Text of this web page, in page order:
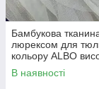
Бамбукова
люрексом для
кольору ALBO
(ZL3016-V103)
В наявності